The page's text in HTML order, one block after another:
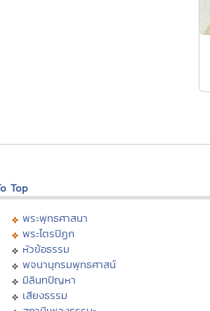
Top
พระพุทธศาสนา
พระไตรปิฏก
หัวข้อธรรม
พจนานุกรมพุทธศาสน์
มิลินทปัญหา
เสียงธรรม